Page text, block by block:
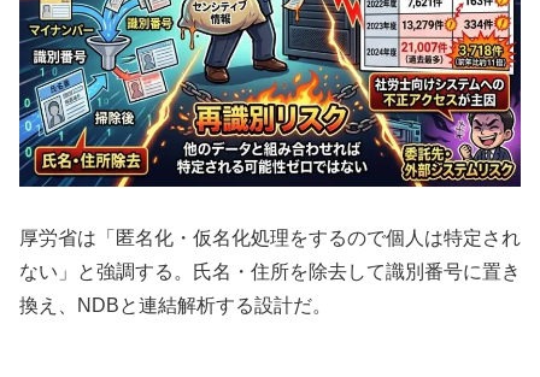
厚労省は「匿名化・仮名化処理をするので個人は特定され
ない」と強調する。氏名・住所を除去して識別番号に置き
換え、NDBと連結解析する設計だ。